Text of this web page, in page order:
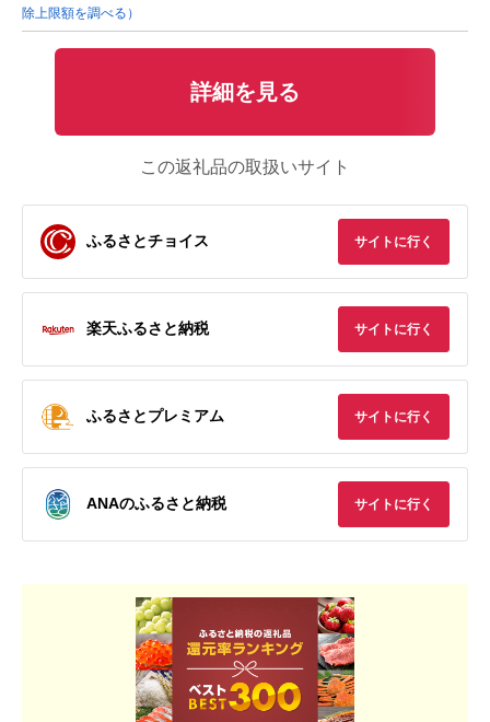
除上限額を調べる）
詳細を見る
この返礼品の取扱いサイト
ふるさとチョイス サイトに行く
楽天ふるさと納税 サイトに行く
ふるさとプレミアム サイトに行く
ANAのふるさと納税 サイトに行く